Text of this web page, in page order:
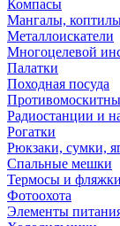
Компасы
Мангалы,
Металлоискатели
Многоцелевой
Палатки
Походная посуда
Радиостанции и
Рогатки
Рюкзаки, сумки,
Спальные мешки
Термосы и фляжки
Фотоохота
Элементы